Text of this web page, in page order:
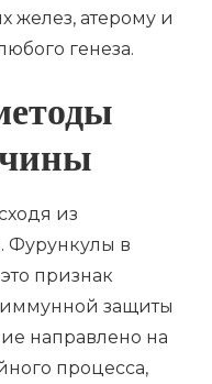
желез, атерому и
генеза.
из
Фурункулы в
признак
защиты
направлено на
процесса,